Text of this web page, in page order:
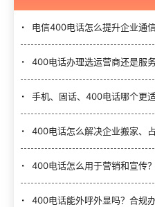
电信400电话怎么提升企业通信效
400电话办理选运营商还是服务
手机、固话、400电话哪个更
400电话怎么解决企业搬家、占线、多
400电话怎么用于营销和宣传
400电话能外呼外显吗？合规